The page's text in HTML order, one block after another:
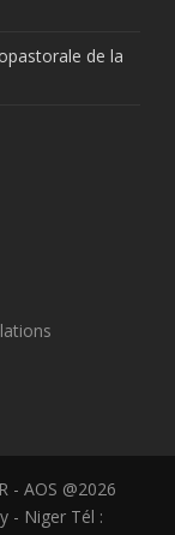
de la
- AOS @2026
- Niger Tél :